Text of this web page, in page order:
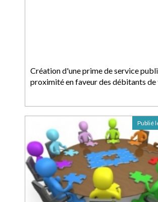
Création d'une prime de service
proximité en faveur des débitants de
Publié